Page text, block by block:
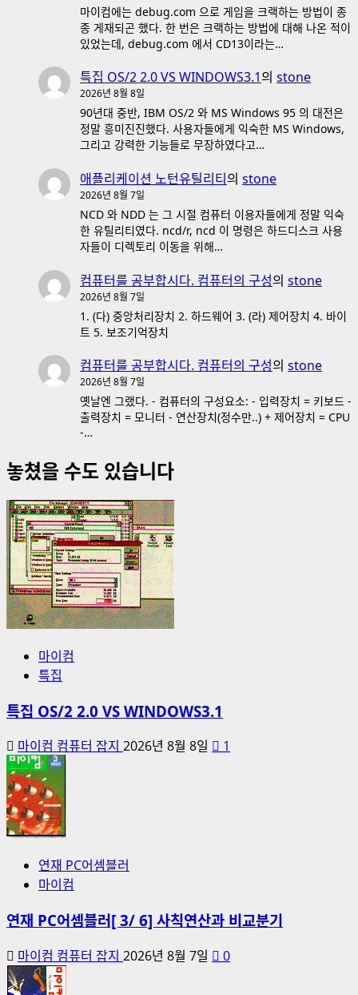
마이컴에는 debug.com 으로 게임을 크랙하는 방법이 종
종 게재되곤 했다. 한 번은 크랙하는 방법에 대해 나온 적이
있었는데, debug.com 에서 CD13이라는…
특집 OS/2 2.0 VS WINDOWS3.1의 stone
2026년 8월 8일
90년대 중반, IBM OS/2 와 MS Windows 95 의 대전은
정말 흥미진진했다. 사용자들에게 익숙한 MS Windows,
그리고 강력한 기능들로 무장하였다고…
애플리케이션 노턴유틸리티의 stone
2026년 8월 7일
NCD 와 NDD 는 그 시절 컴퓨터 이용자들에게 정말 익숙
한 유틸리티였다. ncd/r, ncd 이 명령은 하드디스크 사용
자들이 디렉토리 이동을 위해…
컴퓨터를 공부합시다. 컴퓨터의 구성의 stone
2026년 8월 7일
1. (다) 중앙처리장치 2. 하드웨어 3. (라) 제어장치 4. 바이
트 5. 보조기억장치
컴퓨터를 공부합시다. 컴퓨터의 구성의 stone
2026년 8월 7일
옛날엔 그랬다. - 컴퓨터의 구성요소: - 입력장치 = 키보드 -
출력장치 = 모니터 - 연산장치(정수만..) + 제어장치 = CPU
-…
놓쳤을 수도 있습니다
마이컴
특집
특집 OS/2 2.0 VS WINDOWS3.1
마이컴 컴퓨터 잡지 2026년 8월 8일 1
연재 PC어셈블러
마이컴
연재 PC어셈블러[ 3/ 6] 사칙연산과 비교분기
마이컴 컴퓨터 잡지 2026년 8월 7일 0